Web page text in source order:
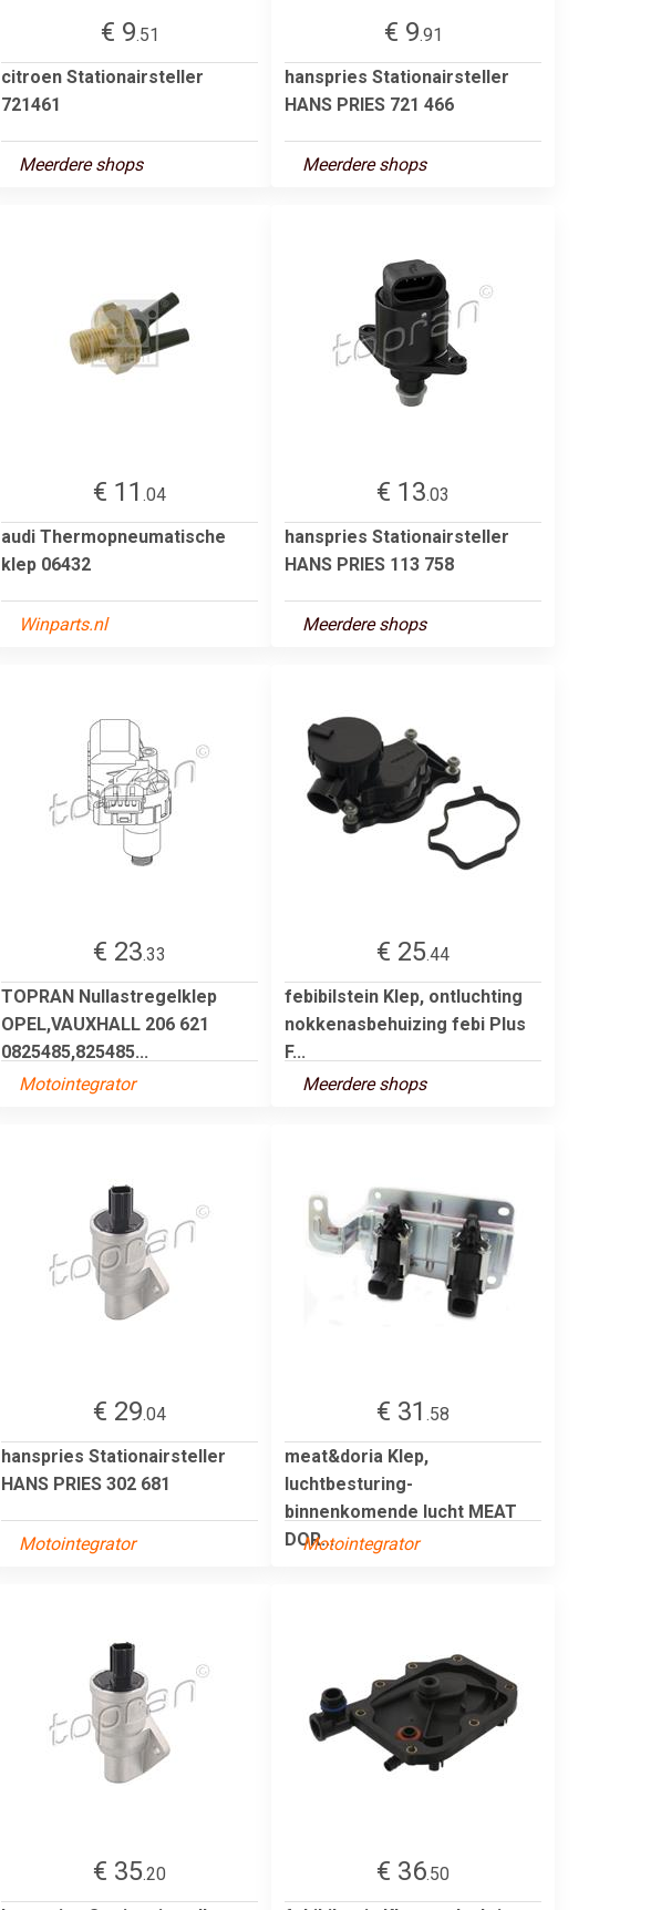
€ 9.51
citroen Stationairsteller
721461
Meerdere shops
€ 9.91
hanspries Stationairsteller
HANS PRIES 721 466
Meerdere shops
€ 11 .04
audi Thermopneumatische
klep 06432
Winparts.nl
€ 13.03
hanspries Stationairsteller
HANS PRIES 113 758
Meerdere shops
€ 23.33
TOPRAN Nullastregelklep
OPEL,VAUXHALL 206 621
0825485,825485...
Motointegrator
€ 25.44
febibilstein Klep, ontluchting
nokkenasbehuizing febi Plus
F...
Meerdere shops
€ 29.04
hanspries Stationairsteller
HANS PRIES 302 681
Motointegrator
€ 31 .58
meat&doria Klep,
luchtbesturing-
binnenkomende lucht MEAT
DOR...
Motointegrator
€ 35.20
€ 36.50